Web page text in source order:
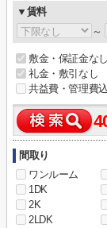
▼賃料
～
敷金・保証金なし
礼金・敷引なし
共益費・管理費
間取り
ワンルーム
1DK
2K
2LDK